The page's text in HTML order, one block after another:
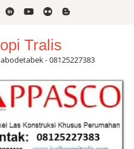
Tralis
- 08125227383